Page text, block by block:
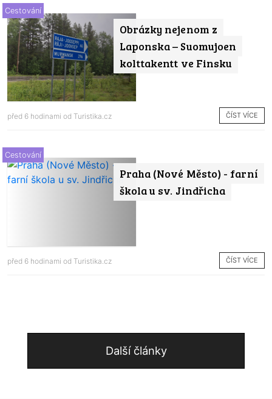
Obrázky nejenom z
Laponska – Suomujoen
kolttakentt ve Finsku
Cestování
před 6 hodinami od Turistika.cz ČÍST VÍCE
Praha (Nové Město) - farní
škola u sv. Jindřicha
Cestování
před 6 hodinami od Turistika.cz ČÍST VÍCE
Další články